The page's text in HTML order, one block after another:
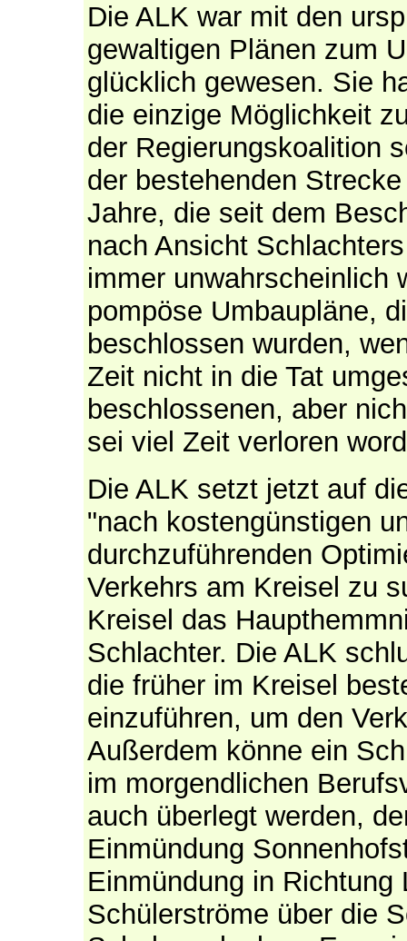
Die ALK war mit den
gewaltigen Plänen zum
glücklich gewesen. Sie
die einzige Möglichkeit
der Regierungskoalition
der bestehenden
Jahre, die seit dem
nach Ansicht
immer unwahrscheinlich
pompöse Umbaupläne,
beschlossen wurden,
Zeit nicht in die Tat
beschlossenen, aber
sei viel Zeit verloren
Die ALK setzt jetzt auf
"nach kostengünstigen
durchzuführenden
Verkehrs am Kreisel zu
Kreisel das
Schlachter. Die ALK
die früher im Kreisel
einzuführen, um den
Außerdem könne ein
im morgendlichen
auch überlegt werden,
Einmündung
Einmündung in
Schülerströme über die